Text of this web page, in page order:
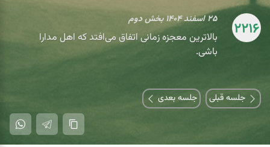
2216
۲۵ اسفند ۱۴۰۴ بخش دوم
بالاترین معجزه زمانی اتفاق می‌افتد که اهل مدارا
باشی.
جلسه قبلی جلسه بعدی